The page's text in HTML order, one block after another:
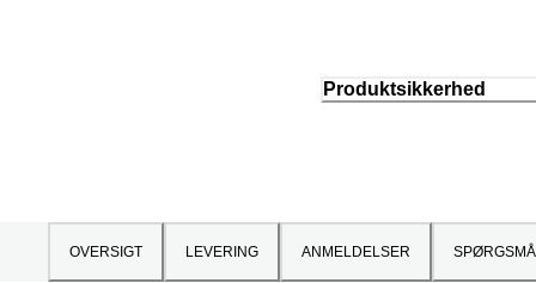
Produktsikkerhed
OVERSIGT LEVERING ANMELDELSER